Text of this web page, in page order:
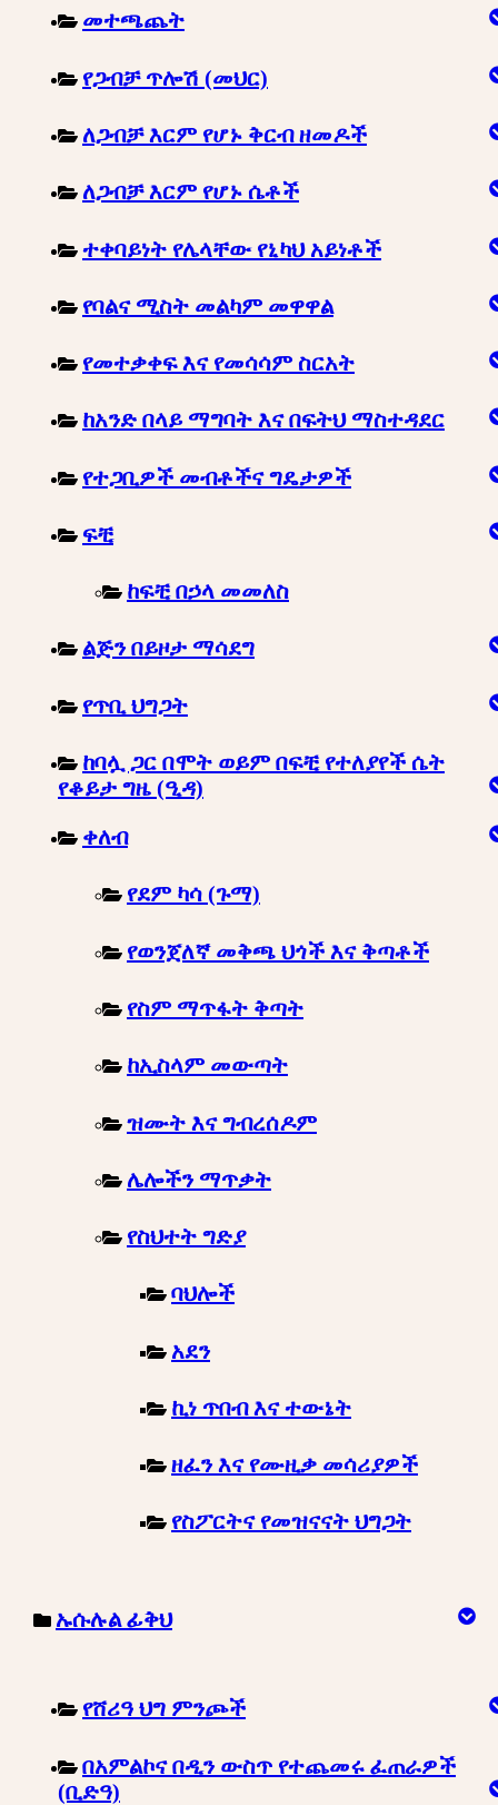
መተጫጨት
የጋብቻ ጥሎሽ (መህር)
ለጋብቻ እርም የሆኑ ቅርብ ዘመዶች
ለጋብቻ እርም የሆኑ ሴቶች
ተቀባይነት የሌላቸው የኒካህ አይነቶች
የባልና ሚስት መልካም መዋዋል
የመተቃቀፍ እና የመሳሳም ስርአት
ከአንድ በላይ ማግባት እና በፍትህ ማስተዳደር
የተጋቢዎች መብቶችና ግዴታዎች
ፍቺ
ከፍቺ በኃላ መመለስ
ልጅን በይዞታ ማሳደግ
የጥቢ ህግጋት
ከባሏ ጋር በሞት ወይም በፍቺ የተለያየች ሴት
የቆይታ ግዜ (ዒዳ)
ቀለብ
የደም ካሳ (ጉማ)
የወንጀለኛ መቅጫ ህጎች እና ቅጣቶች
የስም ማጥፋት ቅጣት
ከኢስላም መውጣት
ዝሙት እና ግብረሰዶም
ሌሎችን ማጥቃት
የስህተት ግድያ
ባህሎች
አደን
ኪነ ጥበብ እና ተውኔት
ዘፈን እና የሙዚቃ መሳሪያዎች
የስፖርትና የመዝናናት ህግጋት
ኡሱሉል ፊቅህ
የሸሪዓ ህግ ምንጮች
በአምልኮና በዲን ውስጥ የተጨመሩ ፈጠራዎች
(ቢድዓ)